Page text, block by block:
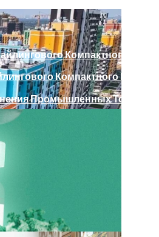
Экспертов
Компактного
Промышленных Товаров
Советы И Рекомендации
В РФ